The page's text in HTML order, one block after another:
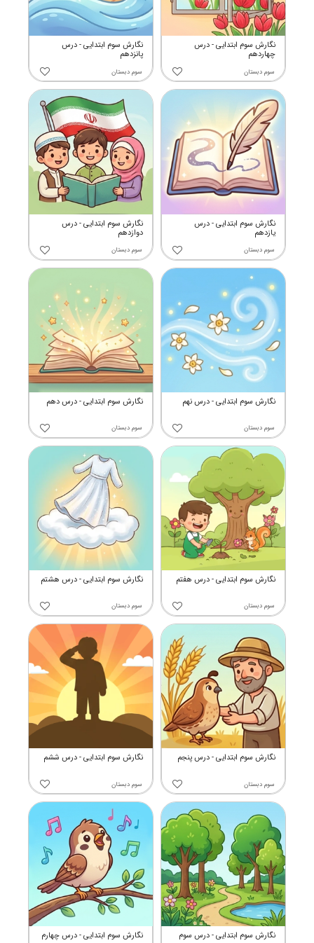
نگارش سوم ابتدایی - درس
پانزدهم
سوم دبستان
نگارش سوم ابتدایی - درس
چهاردهم
سوم دبستان
نگارش سوم ابتدایی - درس
دوازدهم
سوم دبستان
نگارش سوم ابتدایی - درس
یازدهم
سوم دبستان
نگارش سوم ابتدایی - درس دهم
سوم دبستان
نگارش سوم ابتدایی - درس نهم
سوم دبستان
نگارش سوم ابتدایی - درس هشتم
سوم دبستان
نگارش سوم ابتدایی - درس هفتم
سوم دبستان
نگارش سوم ابتدایی - درس ششم
سوم دبستان
نگارش سوم ابتدایی - درس پنجم
سوم دبستان
نگارش سوم ابتدایی - درس چهارم نگارش سوم ابتدایی - درس سوم